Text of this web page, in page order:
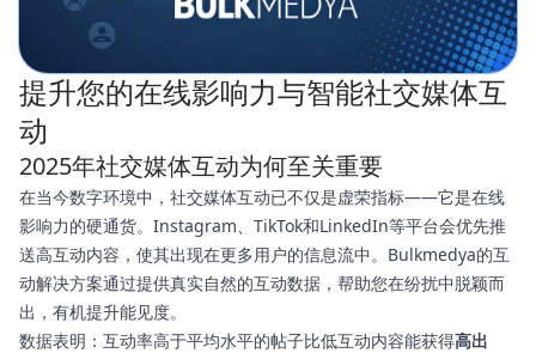
提升您的在线影响力与智能社交媒体互
动
2025年社交媒体互动为何至关重要
在当今数字环境中，社交媒体互动已不仅是虚荣指标——它是在线
影响力的硬通货。Instagram、TikTok和LinkedIn等平台会优先推
送高互动内容，使其出现在更多用户的信息流中。Bulkmedya的互
动解决方案通过提供真实自然的互动数据，帮助您在纷扰中脱颖而
出，有机提升能见度。
数据表明：互动率高于平均水平的帖子比低互动内容能获得高出